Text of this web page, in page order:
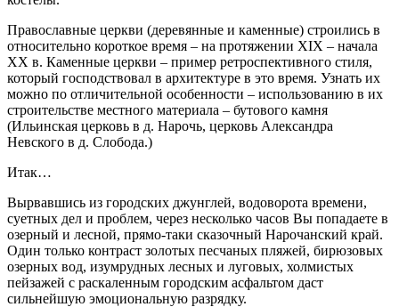
Православные церкви (деревянные и каменные) строились в
относительно короткое время – на протяжении XIX – начала
XX в. Каменные церкви – пример ретроспективного стиля,
который господствовал в архитектуре в это время. Узнать их
можно по отличительной особенности – использованию в их
строительстве местного материала – бутового камня
(Ильинская церковь в д. Нарочь, церковь Александра
Невского в д. Слобода.)
Итак…
Вырвавшись из городских джунглей, водоворота времени,
суетных дел и проблем, через несколько часов Вы попадаете в
озерный и лесной, прямо-таки сказочный Нарочанский край.
Один только контраст золотых песчаных пляжей, бирюзовых
озерных вод, изумрудных лесных и луговых, холмистых
пейзажей с раскаленным городским асфальтом даст
сильнейшую эмоциональную разрядку.